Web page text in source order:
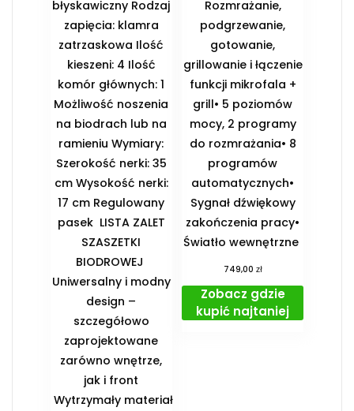
błyskawiczny Rodzaj
zapięcia: klamra
zatrzaskowa Ilość
kieszeni: 4 Ilość
komór głównych: 1
Możliwość noszenia
na biodrach lub na
ramieniu Wymiary:
Szerokość nerki: 35
cm Wysokość nerki:
17 cm Regulowany
pasek ️ LISTA ZALET
SZASZETKI
BIODROWEJ ️
Uniwersalny i modny
design –
szczegółowo
zaprojektowane
zarówno wnętrze,
jak i front
️ Wytrzymały materiał
Rozmrażanie,
podgrzewanie,
gotowanie,
grillowanie i łączenie
funkcji mikrofala +
grill• 5 poziomów
mocy, 2 programy
do rozmrażania• 8
programów
automatycznych•
Sygnał dźwiękowy
zakończenia pracy•
Światło wewnętrzne
749,00 zł
Zobacz gdzie
kupić najtaniej